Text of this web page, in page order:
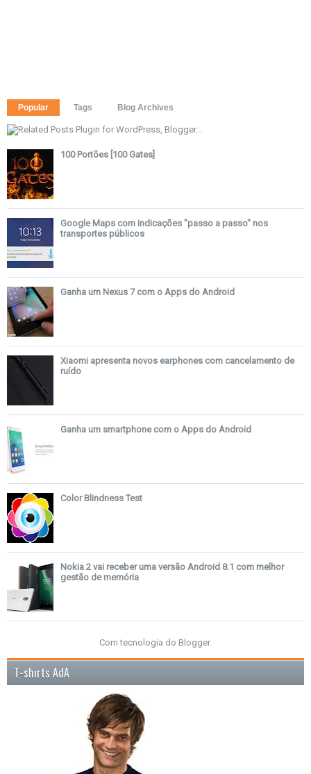
Popular Tags Blog Archives
100 Portões [100 Gates]
Google Maps com indicações "passo a passo" nos
transportes públicos
Ganha um Nexus 7 com o Apps do Android
Xiaomi apresenta novos earphones com cancelamento de
ruído
Ganha um smartphone com o Apps do Android
Color Blindness Test
Nokia 2 vai receber uma versão Android 8.1 com melhor
gestão de memória
Com tecnologia do Blogger.
T-shirts AdA